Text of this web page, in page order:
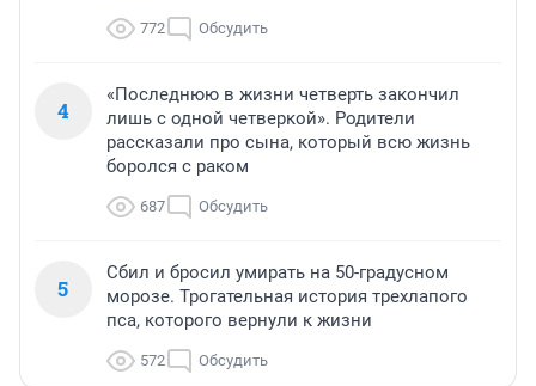
772 Обсудить
4
«Последнюю в жизни четверть закончил
лишь с одной четверкой». Родители
рассказали про сына, который всю жизнь
боролся с раком
687 Обсудить
5
Сбил и бросил умирать на 50-градусном
морозе. Трогательная история трехлапого
пса, которого вернули к жизни
572 Обсудить